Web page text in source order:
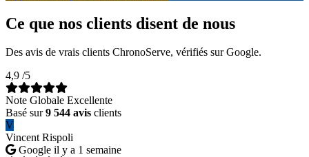
Ce que nos clients disent de nous
Des avis de vrais clients ChronoServe, vérifiés sur Google.
4,9 /5
Note Globale Excellente
Basé sur9 544 avis clients
V
Vincent Rispoli
Google il y a 1 semaine